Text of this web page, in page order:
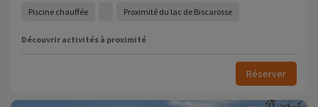
Piscine chauffée Proximité du lac de Biscarosse
Découvrir activités à proximité
Réserver